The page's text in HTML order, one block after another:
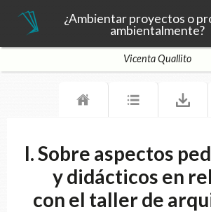
¿Ambientar proyectos o
ambientalmente?
Vicenta Quallito
I. Sobre aspectos
y didácticos en
con el taller de